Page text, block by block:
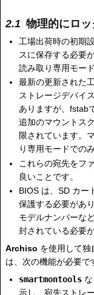
物理的にロ
工場出荷時の初期
スに保存する必要
読み取り専用モー
最新の更新された
ストレージデバイ
ありますが、fstab
追加のマウントス
限されています。
り専用モードでの
これらの宛先をフ
良いことです。
BIOS は、SD カー
保護する必要があ
モデルナンバーな
封されている必要
Archiso を使用して独
は、次の機能が必要で
smartmontools
示し、宛先ストレ